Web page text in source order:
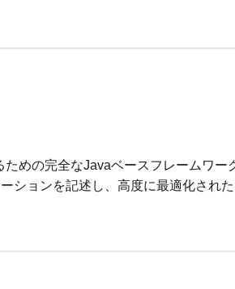
めの完全なJavaベースフレームワー
ションを記述し、高度に最適化され